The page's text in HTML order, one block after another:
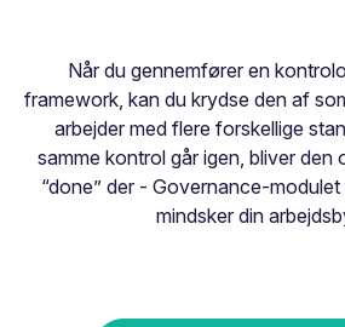
Når du gennemfører en
framework, kan du krydse den af
arbejder med flere forskellige
samme kontrol går igen, bliver den
“done” der - Governance-
mindsker din